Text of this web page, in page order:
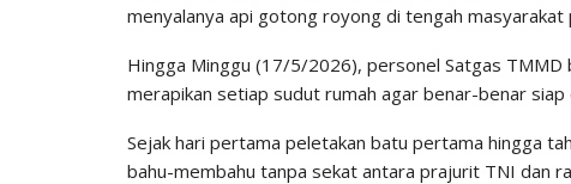
menyalanya api gotong royong di tengah masyarakat
​Hingga Minggu (17/5/2026), personel Satgas
merapikan setiap sudut rumah agar benar-benar siap
Sejak hari pertama peletakan batu pertama hingga
bahu-membahu tanpa sekat antara prajurit TNI dan